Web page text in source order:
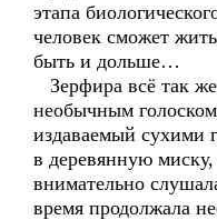
этапа
человек сможет
быть и дольше…
Зерфира всё так
необычным
издаваемый
в деревянную
внимательно
время продолжала